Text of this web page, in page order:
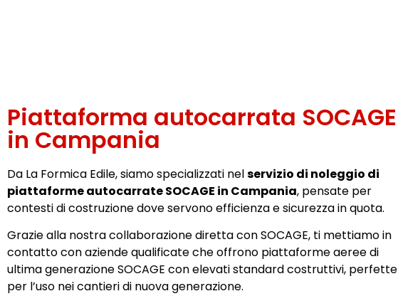
Piattaforma autocarrata SOCAGE
in Campania
Da La Formica Edile, siamo specializzati nelservizio di noleggio di
piattaforme autocarrate SOCAGE in Campania, pensate per
contesti di costruzione dove servono efficienza e sicurezza in quota.
Grazie alla nostra collaborazione diretta con SOCAGE, ti mettiamo in
contatto con aziende qualificate che offrono piattaforme aeree di
ultima generazione SOCAGE con elevati standard costruttivi, perfette
per l’uso nei cantieri di nuova generazione.